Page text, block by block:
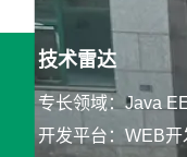
技术雷达
专长领域：Java
开发平台：WEB